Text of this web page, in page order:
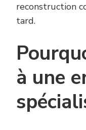
reconstruction
tard.
à une